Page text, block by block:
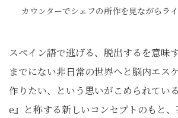
カウンターでシェフの所作を見ながらラ
スペイン語で逃げる、脱出するを意味
までにない非日常の世界へと脳内エス
作りたい、という思いがこめられてい
e』と称する新しいコンセプトのもと